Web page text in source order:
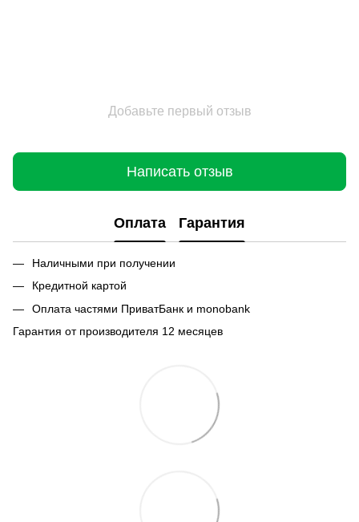
Добавьте первый отзыв
Написать отзыв
Оплата Гарантия
Наличными при получении
Кредитной картой
Оплата частями ПриватБанк и monobank
Гарантия от производителя 12 месяцев